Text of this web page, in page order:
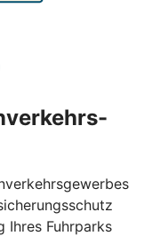
Ihres Fuhrparks